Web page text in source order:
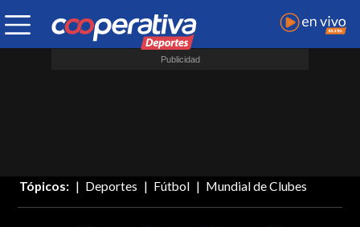
Tópicos: Deportes Fútbol Mundial de Clubes